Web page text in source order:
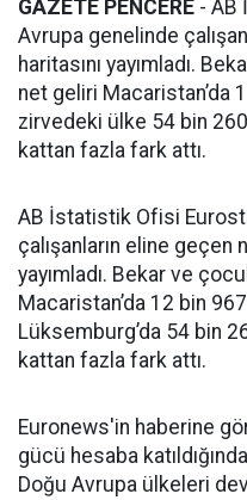
GAZETE PENCERE - AB
Avrupa genelinde
haritasını yayımladı.
net geliri Macaristan’da
zirvedeki ülke 54 bin
kattan fazla fark attı.
AB İstatistik Ofisi
çalışanların eline geçen
yayımladı. Bekar ve
Macaristan’da 12 bin
Lüksemburg’da 54 bin
kattan fazla fark attı.
Euronews'in haberine
gücü hesaba
Doğu Avrupa ülkeleri